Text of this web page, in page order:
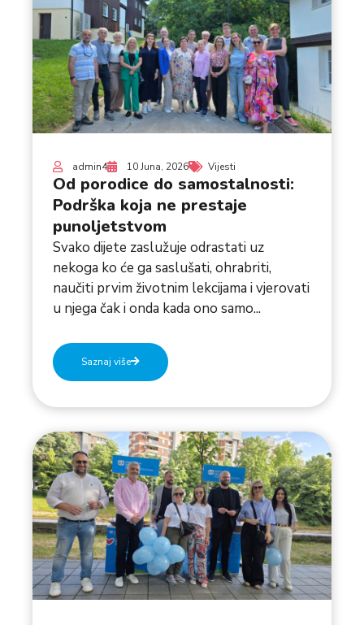
admin4 10 Juna, 2026 Vijesti
Od porodice do samostalnosti:
Podrška koja ne prestaje
punoljetstvom
Svako dijete zaslužuje odrastati uz
nekoga ko će ga saslušati, ohrabriti,
naučiti prvim životnim lekcijama i vjerovati
u njega čak i onda kada ono samo...
Saznaj više